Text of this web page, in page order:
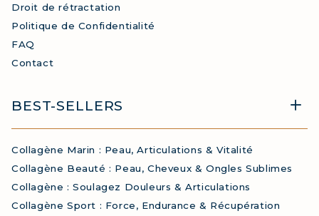
Droit de rétractation
Politique de Confidentialité
FAQ
Contact
BEST-SELLERS
Collagène Marin : Peau, Articulations & Vitalité
Collagène Beauté : Peau, Cheveux & Ongles Sublimes
Collagène : Soulagez Douleurs & Articulations
Collagène Sport : Force, Endurance & Récupération